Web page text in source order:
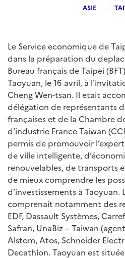
ASIE
Le Service economique de
dans la préparation du
Bureau français de Taipei
Taoyuan, le 16 avril, à
Cheng Wen-tsan. Il etait
délégation de représentants
françaises et de la Chambre
d’industrie France Taiwan
permis de promouvoir
de ville intelligente,
renouvelables, de transports
de mieux comprendre les
d’investissements à
comprenait notamment des
EDF, Dassault Systèmes,
Safran, UnaBiz – Taiwan
Alstom, Atos, Schneider
Decathlon. Taoyuan est